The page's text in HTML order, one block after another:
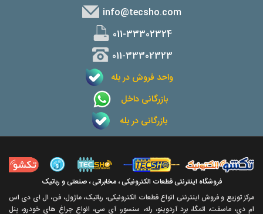
info@tecsho.com
011-33302324
011-33302323
واحد فروش در بله
بازرگانی داخل
بازرگانی در بله
فروشگاه اینترنتی قطعات الکترونیکی ، مخابراتی ، صنعتی و رباتیک
مرکز توزیع و فروش اینترنتی انواع قطعات الکترونیکی، رباتیک، ماژول، فن، ال ای دی اس
ام دی، ماسفت، اتمگا، برد آردوینو، رله، سنسور، آی سی، انواع چراغ های خودرو، پنل